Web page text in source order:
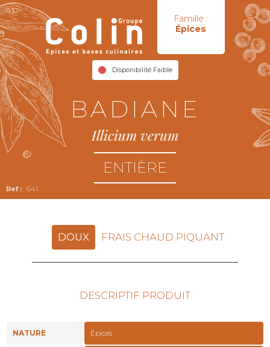
Famille :
Épices
Disponibilité Faible
43J
641
BADIANE
Illicium verum
ENTIÈRE
DOUX FRAIS CHAUD PIQUANT
DESCRIPTIF PRODUIT
NATURE Épices